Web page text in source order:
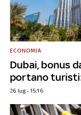
Dubai, bonus
portano
ECONOMIA
26 lug - 15:16